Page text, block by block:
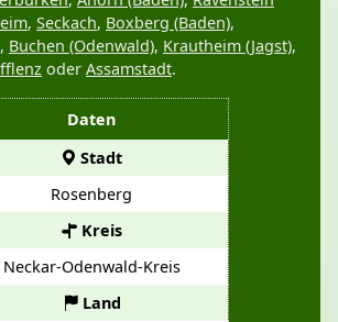
Daten
Stadt
Rosenberg
Kreis
Neckar-Odenwald-Kreis
Land
, Seckach, Boxberg (Baden),
, Buchen (Odenwald), Krautheim (Jagst),
oder Assamstadt.